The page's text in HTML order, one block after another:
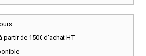
partir de 150€ d'achat HT